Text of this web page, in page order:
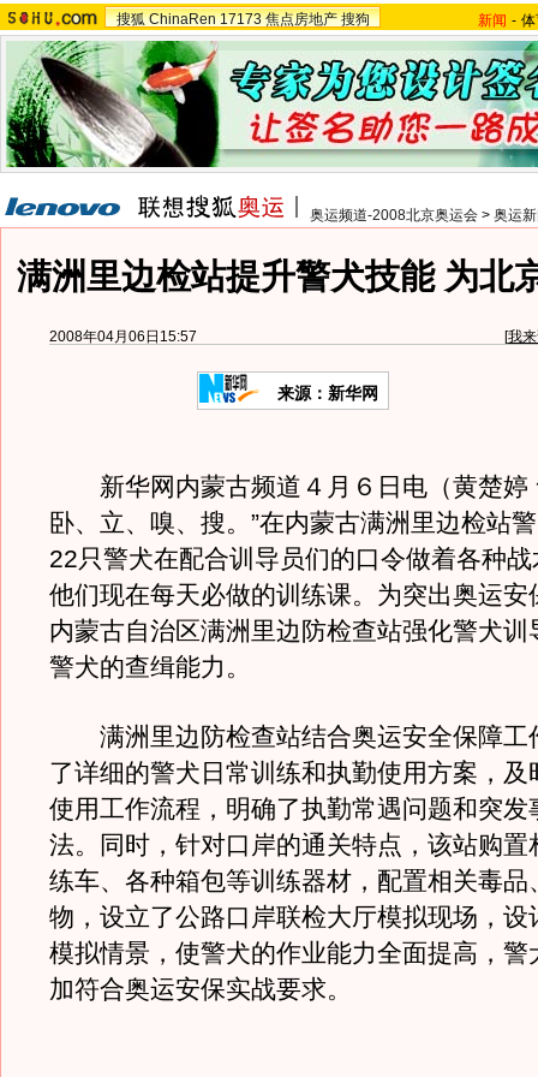
搜狐 ChinaRen 17173 焦点房地产 搜狗 新闻 -
奥运频道-2008北京奥运会 > 奥运
满洲里边检站提升警犬技能 为北
2008年04月06日15:57 [我
来源：新华网
新华网内蒙古频道４月６日电（黄楚婷
卧、立、嗅、搜。”在内蒙古满洲里边检站
22只警犬在配合训导员们的口令做着各种
他们现在每天必做的训练课。为突出奥运安
内蒙古自治区满洲里边防检查站强化警犬训
警犬的查缉能力。
满洲里边防检查站结合奥运安全保障工
了详细的警犬日常训练和执勤使用方案，及
使用工作流程，明确了执勤常遇问题和突发
法。同时，针对口岸的通关特点，该站购置
练车、各种箱包等训练器材，配置相关毒品
物，设立了公路口岸联检大厅模拟现场，设
模拟情景，使警犬的作业能力全面提高，警
加符合奥运安保实战要求。